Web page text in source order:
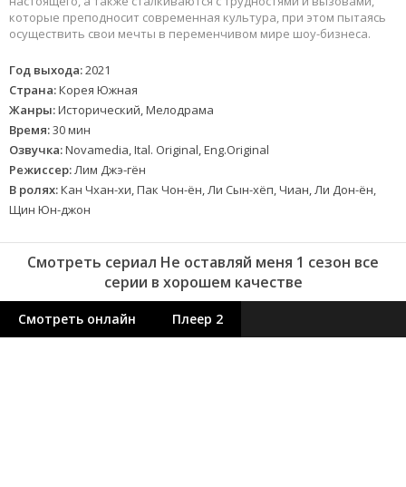
которые преподносит современная культура, при этом пытаясь
осуществить свои мечты в переменчивом мире шоу-бизнеса.
Год выхода:2021
Страна:Корея Южная
Жанры:Исторический, Мелодрама
Время:30 мин
Озвучка:Novamedia, Ital. Original, Eng.Original
Режиссер:Лим Джэ-гён
В ролях:Кан Чхан-хи, Пак Чон-ён, Ли Сын-хёп, Чиан, Ли Дон-ён,
Щин Юн-джон
Смотреть сериал Не оставляй меня 1 сезон все
серии в хорошем качестве
Смотреть онлайн Плеер 2